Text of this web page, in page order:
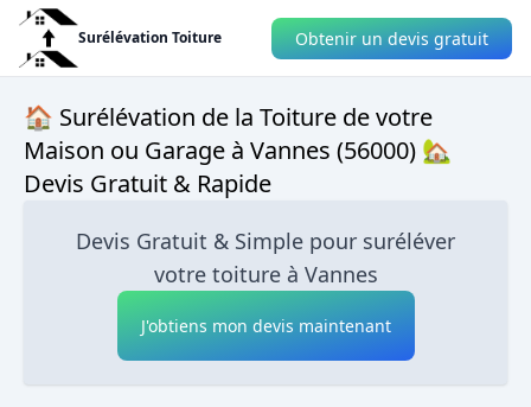
Surélévation Toiture Obtenir un devis gratuit
🏠 Surélévation de la Toiture de votre
Maison ou Garage à Vannes (56000) 🏡
Devis Gratuit & Rapide
Devis Gratuit & Simple pour suréléver
votre toiture à Vannes
J'obtiens mon devis maintenant